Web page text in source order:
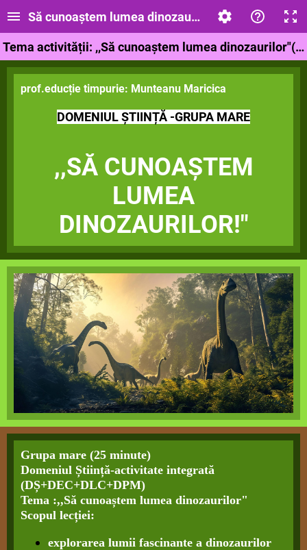
Să cunoaștem lumea dinozaurilor
Tema activității: ,,Să cunoaștem lumea dinozaurilor"(DȘ)-grupa mare;
prof.educție timpurie: Munteanu Maricica
DOMENIUL ȘTIINȚĂ -GRUPA MARE
,,SĂ CUNOAȘTEM
LUMEA
DINOZAURILOR!"
Grupa mare (25 minute)
Domeniul Știință-activitate integrată
(DȘ+DEC+DLC+DPM)
Tema :,,Să cunoaștem lumea dinozaurilor"
Scopul lecției:
explorarea lumii fascinante a dinozaurilor